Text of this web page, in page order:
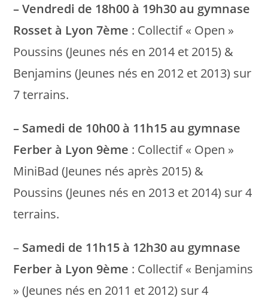
– Vendredi de 18h00 à 19h30 au gymnase
Rosset à Lyon 7ème : Collectif « Open »
Poussins (Jeunes nés en 2014 et 2015) &
Benjamins (Jeunes nés en 2012 et 2013) sur
7 terrains.
– Samedi de 10h00 à 11h15 au gymnase
Ferber à Lyon 9ème : Collectif « Open »
MiniBad (Jeunes nés après 2015) &
Poussins (Jeunes nés en 2013 et 2014) sur 4
terrains.
– Samedi de 11h15 à 12h30 au gymnase
Ferber à Lyon 9ème : Collectif « Benjamins
» (Jeunes nés en 2011 et 2012) sur 4